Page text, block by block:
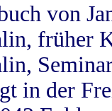
von
früher
in der